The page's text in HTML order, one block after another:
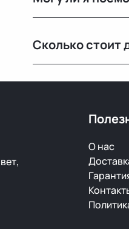
видеообзор.
Сколько стоит
О нас